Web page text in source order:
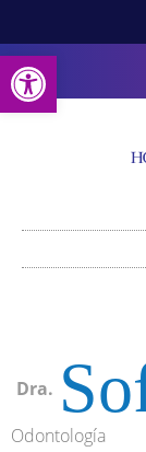
Open toolbar
Dra.
Odontología